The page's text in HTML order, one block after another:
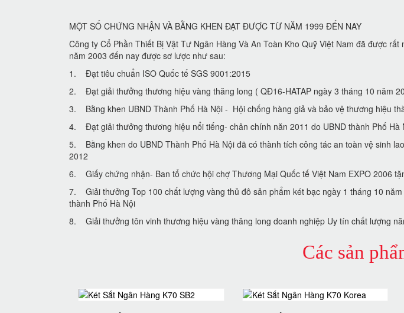
MỘT SỐ CHỨNG NHẬN VÀ BẰNG KHEN ĐẠT ĐƯỢC TỪ NĂM 1999 ĐẾN NAY
Công ty Cổ Phần Thiết Bị Vật Tư Ngân Hàng Và An Toàn Kho Quỹ Việt Nam đã được
năm 2003 đến nay được sơ lược như sau:
1. Đạt tiêu chuẩn ISO Quốc tế SGS 9001:2015
2. Đạt giải thưởng thương hiệu vàng thăng long ( QĐ16-HATAP ngày 3 tháng 10 năm
3. Bằng khen UBND Thành Phố Hà Nội - Hội chống hàng giả và bảo vệ thương hiệu
4. Đạt giải thưởng thương hiệu nổi tiếng- chân chính năn 2011 do UBND thành Phố Hà
5. Bằng khen do UBND Thành Phố Hà Nội đã có thành tích công tác an toàn vệ sinh
2012
6. Giấy chứng nhận- Ban tổ chức hội chợ Thương Mại Quốc tế Việt Nam EXPO 2006
7. Giải thưởng Top 100 chất lượng vàng thủ đô sản phẩm két bạc ngày 1 tháng 10
thành Phố Hà Nội
8. Giải thưởng tôn vinh thương hiệu vàng thăng long doanh nghiệp Uy tín chất lượng
Các sản